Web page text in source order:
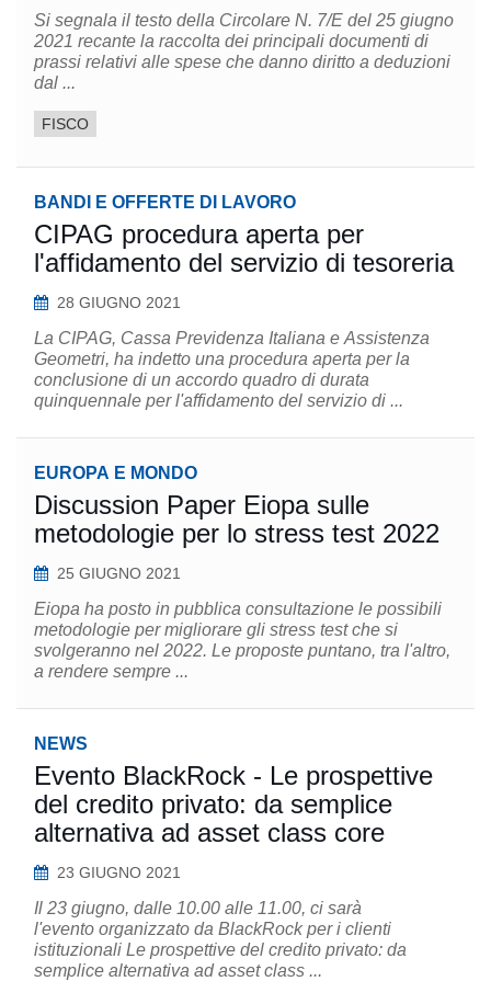
Si segnala il testo della Circolare N. 7/E del 25 giugno
2021 recante la raccolta dei principali documenti di
prassi relativi alle spese che danno diritto a deduzioni
dal ...
FISCO
BANDI E OFFERTE DI LAVORO
CIPAG procedura aperta per
l'affidamento del servizio di tesoreria
28 GIUGNO 2021
La CIPAG, Cassa Previdenza Italiana e Assistenza
Geometri, ha indetto una procedura aperta per la
conclusione di un accordo quadro di durata
quinquennale per l'affidamento del servizio di ...
EUROPA E MONDO
Discussion Paper Eiopa sulle
metodologie per lo stress test 2022
25 GIUGNO 2021
Eiopa ha posto in pubblica consultazione le possibili
metodologie per migliorare gli stress test che si
svolgeranno nel 2022. Le proposte puntano, tra l'altro,
a rendere sempre ...
NEWS
Evento BlackRock - Le prospettive
del credito privato: da semplice
alternativa ad asset class core
23 GIUGNO 2021
Il 23 giugno, dalle 10.00 alle 11.00, ci sarà
l'evento organizzato da BlackRock per i clienti
istituzionali Le prospettive del credito privato: da
semplice alternativa ad asset class ...